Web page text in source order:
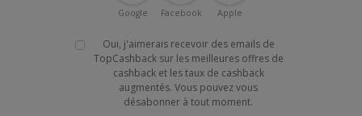
Google Facebook Apple
Oui, j'aimerais recevoir des emails de
TopCashback sur les meilleures offres de
cashback et les taux de cashback
augmentés. Vous pouvez vous
désabonner à tout moment.